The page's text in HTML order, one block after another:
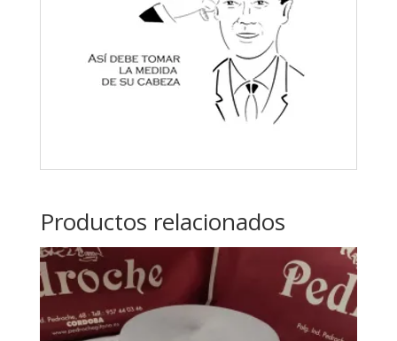
Productos relacionados